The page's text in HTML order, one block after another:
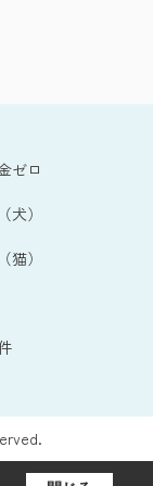
ゼロ
犬）
猫）